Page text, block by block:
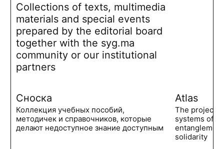
Collections of texts, multimedia
materials and special events
prepared by the editorial board
together with the syg.ma
community or our institutional
partners
Сноска
Коллекция учебных пособий,
методичек и справочников, которые
делают недоступное знание доступным
Atlas
The project
systems of
solidarity